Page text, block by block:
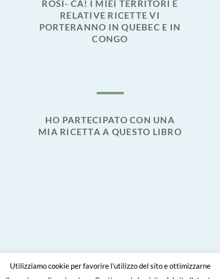
ROSI- CA! I MIEI TERRITORI E
RELATIVE RICETTE VI
PORTERANNO IN QUEBEC E IN
CONGO
HO PARTECIPATO CON UNA
MIA RICETTA A QUESTO LIBRO
Utilizziamo cookie per favorire l'utilizzo del sito e ottimizzarne